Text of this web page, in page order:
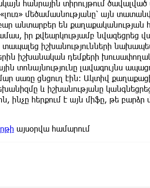
հանրային տիրույթում ծավալված
մեծամասնությանը՝ այն
անտարբեր են քաղաքականության
իր քվեարկությամբ նվազեցրեց
տապալեց իշխանությունների
իշխանական դեմքերի
տոնայնությունը լավագույնս
սառը ցնցուղ էին։ Ակտիվ
և իշխանությանը
ինչը հերքում է այն միֆը, թե բարձր
այսօրվա համարում